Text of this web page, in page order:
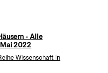
- Alle
2022
Wissenschaft in